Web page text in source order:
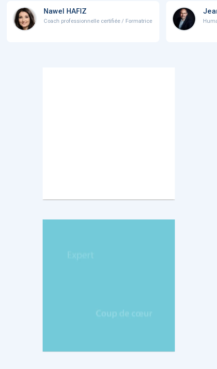
Nawel HAFIZ
Coach professionnelle certifiée / Formatrice